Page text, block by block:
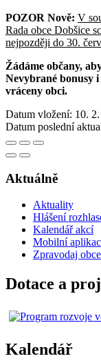
POZOR Nově: V
Rada obce Dobšice
nejpozději do 30.
Žádáme občany,
Nevybrané bonusy
vráceny obci.
Datum vložení: 10.
Datum poslední
Aktuálně
Aktuality
Hlášení
Kalendář akcí
Mobilní
Zpravodaj obce
Dotace a
Kalendář